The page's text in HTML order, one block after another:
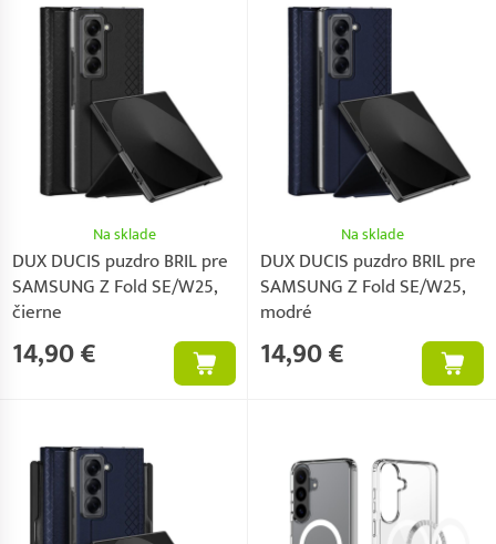
Na sklade
DUX DUCIS puzdro BRIL pre
SAMSUNG Z Fold SE/W25,
čierne
14,90 €
Na sklade
DUX DUCIS puzdro BRIL pre
SAMSUNG Z Fold SE/W25,
modré
14,90 €